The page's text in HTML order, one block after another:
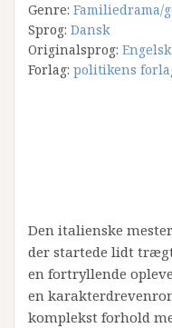
Genre: Familiedrama/
Sprog: Dansk
Originalsprog: Engelsk
Forlag: politikens
Den italienske
der startede lidt
en fortryllende
en
komplekst forhold